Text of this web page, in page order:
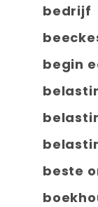
bedrijf
begin
beste